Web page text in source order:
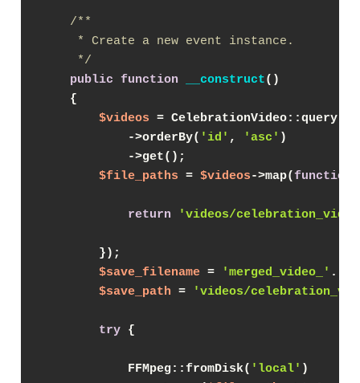
/**
     * Create a new event instance.
     */
public function __construct( )
{
$videos = CelebrationVideo::query()
            ->orderBy(
'id' , 'asc' )
            ->get();
$file_paths = $videos->map(function
return 'videos/
        });
$save_filename = 'merged_video_' .
$save_path = 'videos/
try {
            FFMpeg::fromDisk(
'local' )